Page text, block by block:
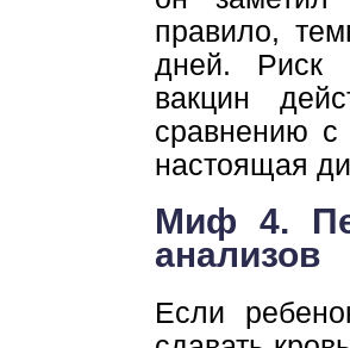
правило,
дней. Риск
вакцин
сравнению с
настоящая
Миф 4.
анализов
Если